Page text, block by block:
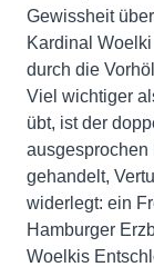
Gewissheit
Kardinal
durch die
Viel wichtiger
übt, ist der
ausgesprochen
gehandelt,
widerlegt: ein
Hamburger
Woelkis